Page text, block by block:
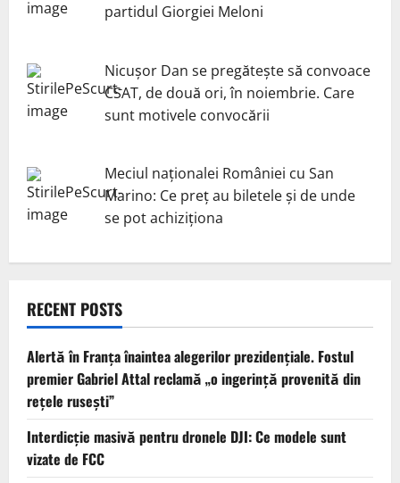
partidul Giorgiei Meloni
Nicuşor Dan se pregăteşte să convoace
CSAT, de două ori, în noiembrie. Care
sunt motivele convocării
Meciul naționalei României cu San
Marino: Ce preț au biletele și de unde
se pot achiziționa
RECENT POSTS
Alertă în Franța înaintea alegerilor prezidențiale. Fostul
premier Gabriel Attal reclamă „o ingerință provenită din
rețele rusești”
Interdicție masivă pentru dronele DJI: Ce modele sunt
vizate de FCC